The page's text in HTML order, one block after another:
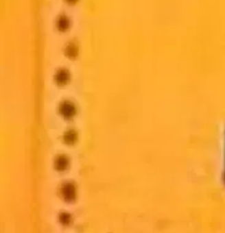
Ensitilaajan pikaopas
Myymälänouto
Palautukset
Reklamaatio
Takuu ja huolto
Toimitustavat
Maksutavat
Tilaus- ja toimitusehdot
Käyttöehdot
Tietosuojakäytäntö
Saavutettavuus
Vastuullisuus
Sivukartta
Mitä pidät Prisma.fi-verkkokaupasta?
Asiakaspalvelu